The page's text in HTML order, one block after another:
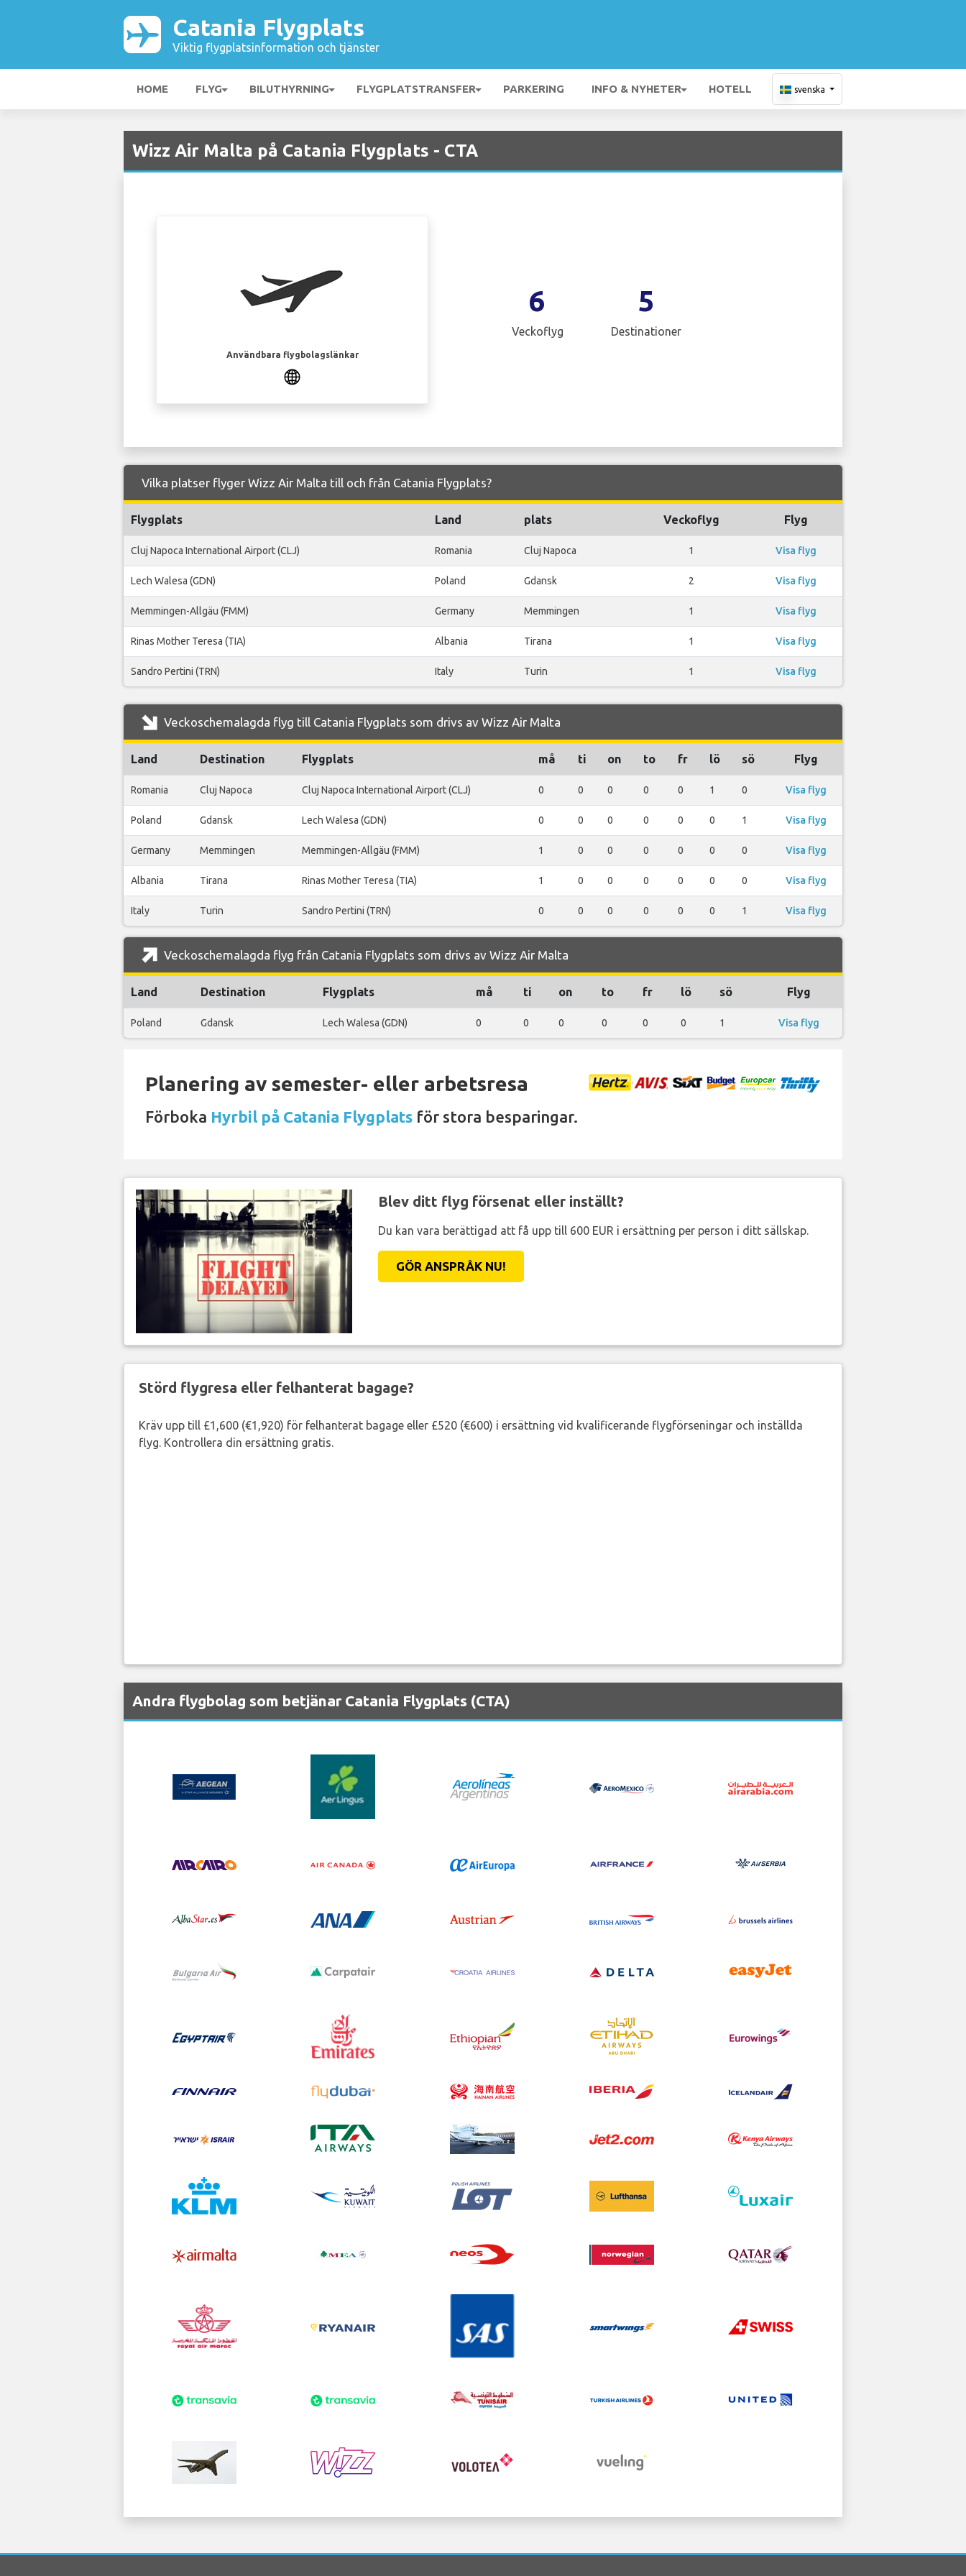
Catania Flygplats
Viktig flygplatsinformation och tjänster
HOME FLYG BILUTHYRNING FLYGPLATSTRANSFER PARKERING INFO & NYHETER HOTELL svenska
Wizz Air Malta på Catania Flygplats - CTA
Användbara flygbolagslänkar
6
Veckoflyg
5
Destinationer
Vilka platser flyger Wizz Air Malta till och från Catania Flygplats?
Flygplats Land plats Veckoflyg Flyg
Cluj Napoca International Airport (CLJ) Romania Cluj Napoca 1 Visa flyg
Lech Walesa (GDN) Poland Gdansk 2 Visa flyg
Memmingen-Allgäu (FMM) Germany Memmingen 1 Visa flyg
Rinas Mother Teresa (TIA) Albania Tirana 1 Visa flyg
Sandro Pertini (TRN) Italy Turin 1 Visa flyg
Veckoschemalagda flyg till Catania Flygplats som drivs av Wizz Air Malta
Land Destination Flygplats må ti on to fr lö sö Flyg
Romania Cluj Napoca Cluj Napoca International Airport (CLJ) 0 0 0 0 0 1 0 Visa flyg
Poland Gdansk Lech Walesa (GDN) 0 0 0 0 0 0 1 Visa flyg
Germany Memmingen Memmingen-Allgäu (FMM) 1 0 0 0 0 0 0 Visa flyg
Albania Tirana Rinas Mother Teresa (TIA) 1 0 0 0 0 0 0 Visa flyg
Italy Turin Sandro Pertini (TRN) 0 0 0 0 0 0 1 Visa flyg
Veckoschemalagda flyg från Catania Flygplats som drivs av Wizz Air Malta
Land Destination Flygplats må ti on to fr lö sö Flyg
Poland Gdansk Lech Walesa (GDN) 0 0 0 0 0 0 1 Visa flyg
Planering av semester- eller arbetsresa
Förboka Hyrbil på Catania Flygplats för stora besparingar.
Blev ditt flyg försenat eller inställt?
Du kan vara berättigad att få upp till 600 EUR i ersättning per person i ditt sällskap.
GÖR ANSPRÅK NU!
Störd flygresa eller felhanterat bagage?
Kräv upp till £1,600 (€1,920) för felhanterat bagage eller £520 (€600) i ersättning vid kvalificerande flygförseningar och inställda
flyg. Kontrollera din ersättning gratis.
Andra flygbolag som betjänar Catania Flygplats (CTA)